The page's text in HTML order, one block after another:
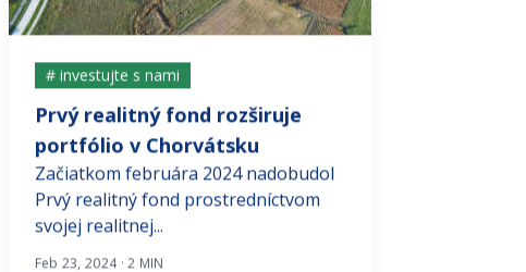
# investujte s nami
Prvý realitný fond rozširuje
portfólio v Chorvátsku
Začiatkom februára 2024 nadobudol
Prvý realitný fond prostredníctvom